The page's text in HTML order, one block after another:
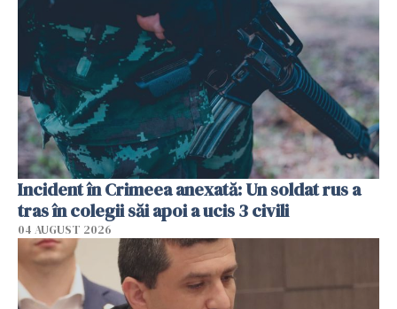
Incident în Crimeea anexată: Un soldat rus a
tras în colegii săi apoi a ucis 3 civili
04 AUGUST 2026